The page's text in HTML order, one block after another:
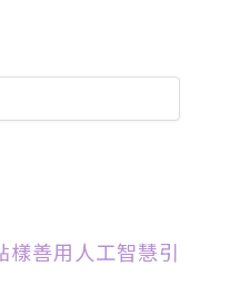
樣善用人工智慧引